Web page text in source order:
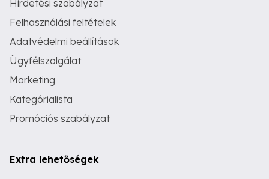
Hirdetési szabályzat
Felhasználási feltételek
Adatvédelmi beállítások
Ügyfélszolgálat
Marketing
Kategórialista
Promóciós szabályzat
Extra lehetőségek